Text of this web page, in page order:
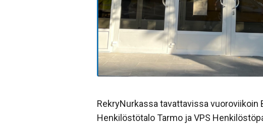
RekryNurkassa tavattavissa vuoroviikoin
Henkilöstötalo Tarmo ja VPS